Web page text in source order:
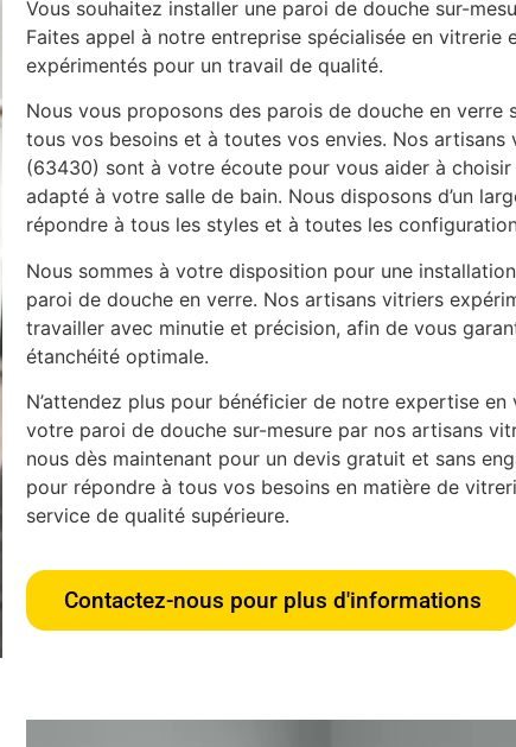
Vous souhaitez installer une paroi de douche sur-
Faites appel à notre entreprise spécialisée en vitrerie
expérimentés pour un travail de qualité.
Nous vous proposons des parois de douche en verre
tous vos besoins et à toutes vos envies. Nos artisans
(63430) sont à votre écoute pour vous aider à
adapté à votre salle de bain. Nous disposons d’un
répondre à tous les styles et à toutes les
Nous sommes à votre disposition pour une
paroi de douche en verre. Nos artisans vitriers
travailler avec minutie et précision, afin de vous
étanchéité optimale.
N’attendez plus pour bénéficier de notre expertise
votre paroi de douche sur-mesure par nos artisans
nous dès maintenant pour un devis gratuit et sans
pour répondre à tous vos besoins en matière de
service de qualité supérieure.
Contactez-nous pour plus d'informations